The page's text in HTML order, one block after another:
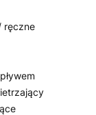
ręczne